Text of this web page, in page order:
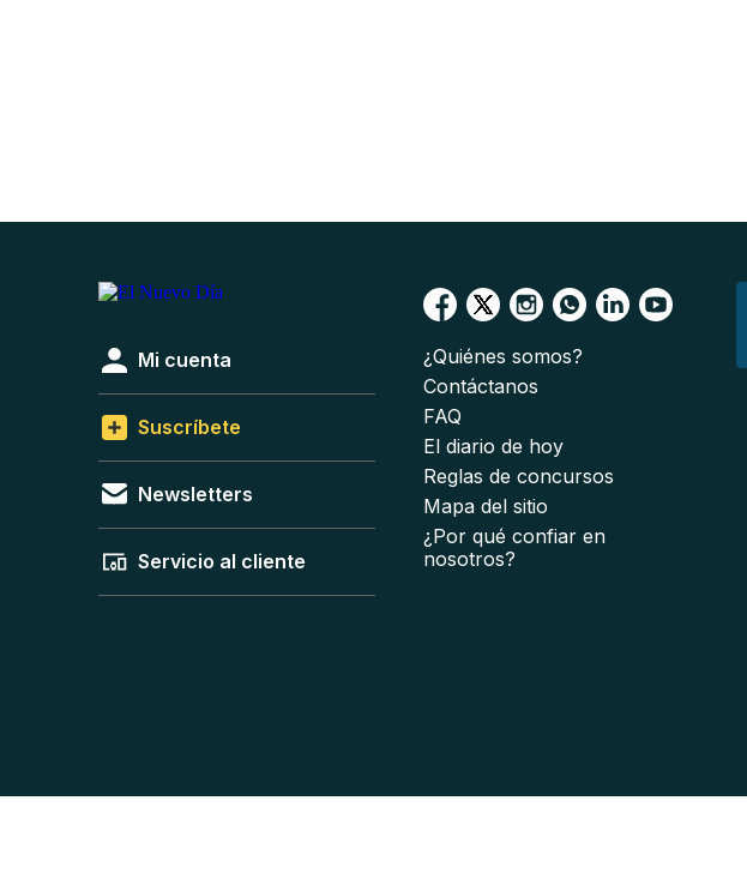
Mi cuenta
Suscríbete
Newsletters
Servicio al cliente
¿Quiénes somos?
Contáctanos
FAQ
El diario de hoy
Reglas de concursos
Mapa del sitio
¿Por qué confiar en
nosotros?